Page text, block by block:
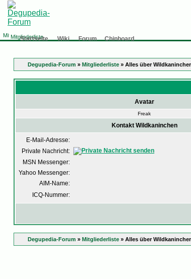
Mitgliederliste
Startseite Wiki Forum Chinboard
Degupedia-Forum » Mitgliederliste » Alles über
Avatar
Freak
Kontakt Wildkaninchen
E-Mail-Adresse:
Private Nachricht:
MSN Messenger:
Yahoo Messenger:
AIM-Name:
ICQ-Nummer:
Degupedia-Forum » Mitgliederliste » Alles über